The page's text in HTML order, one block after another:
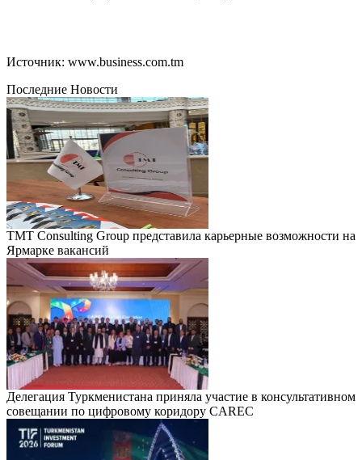
Источник: www.business.com.tm
Последние Новости
TMT Consulting Group представила карьерные возможности на
Ярмарке вакансий
Делегация Туркменистана приняла участие в консультативном
совещании по цифровому коридору CAREC